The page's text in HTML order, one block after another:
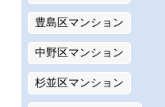
豊島区マンション
中野区マンション
杉並区マンション